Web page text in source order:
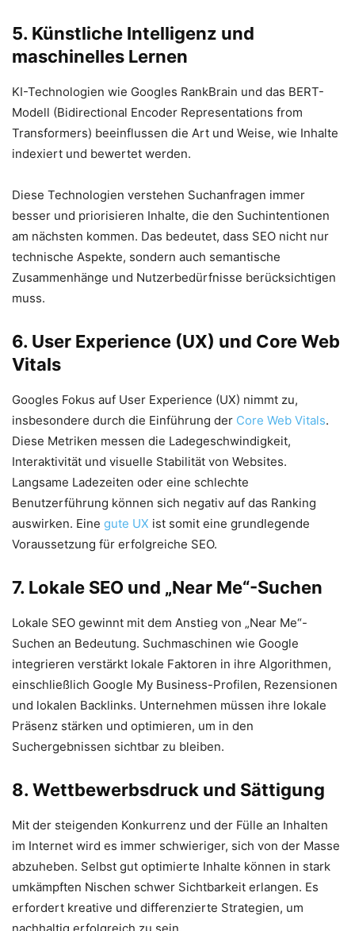
5. Künstliche Intelligenz und
maschinelles Lernen
KI-Technologien wie Googles RankBrain und das BERT-
Modell (Bidirectional Encoder Representations from
Transformers) beeinflussen die Art und Weise, wie Inhalte
indexiert und bewertet werden.
Diese Technologien verstehen Suchanfragen immer
besser und priorisieren Inhalte, die den Suchintentionen
am nächsten kommen. Das bedeutet, dass SEO nicht nur
technische Aspekte, sondern auch semantische
Zusammenhänge und Nutzerbedürfnisse berücksichtigen
muss.
6. User Experience (UX) und Core Web
Vitals
Googles Fokus auf User Experience (UX) nimmt zu,
insbesondere durch die Einführung der Core Web Vitals.
Diese Metriken messen die Ladegeschwindigkeit,
Interaktivität und visuelle Stabilität von Websites.
Langsame Ladezeiten oder eine schlechte
Benutzerführung können sich negativ auf das Ranking
auswirken. Eine gute UX ist somit eine grundlegende
Voraussetzung für erfolgreiche SEO.
7. Lokale SEO und „Near Me“-Suchen
Lokale SEO gewinnt mit dem Anstieg von „Near Me“-
Suchen an Bedeutung. Suchmaschinen wie Google
integrieren verstärkt lokale Faktoren in ihre Algorithmen,
einschließlich Google My Business-Profilen, Rezensionen
und lokalen Backlinks. Unternehmen müssen ihre lokale
Präsenz stärken und optimieren, um in den
Suchergebnissen sichtbar zu bleiben.
8. Wettbewerbsdruck und Sättigung
Mit der steigenden Konkurrenz und der Fülle an Inhalten
im Internet wird es immer schwieriger, sich von der Masse
abzuheben. Selbst gut optimierte Inhalte können in stark
umkämpften Nischen schwer Sichtbarkeit erlangen. Es
erfordert kreative und differenzierte Strategien, um